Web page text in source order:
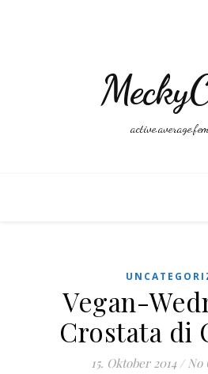
Vegan-
Crostata di
15. Oktober 2014 / No